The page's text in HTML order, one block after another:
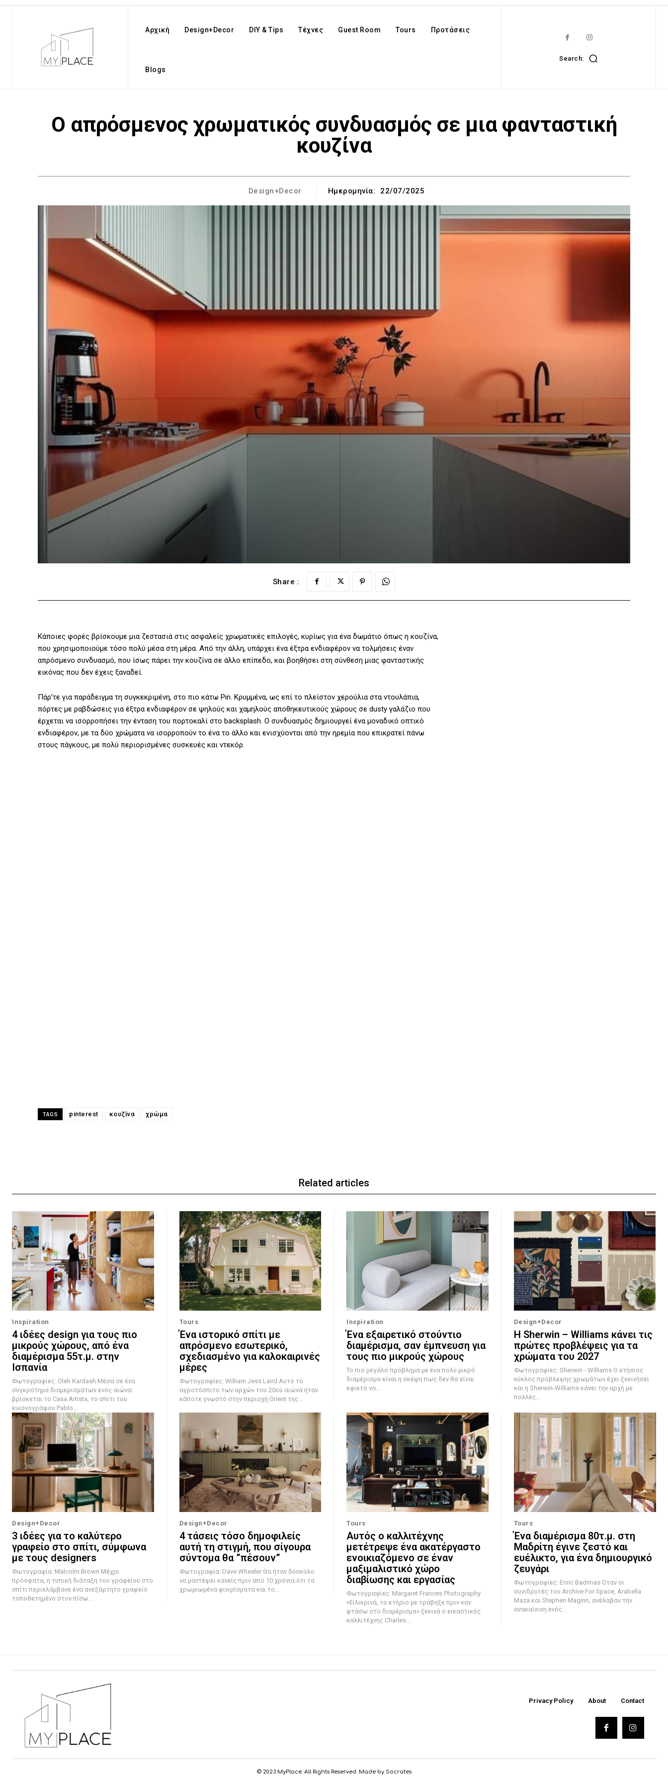
Αρχική Design+Decor DIY & Tips Τέχνες Guest Room Tours Προτάσεις
Blogs
Search:
O απρόσμενος χρωματικός συνδυασμός σε μια φανταστική
κουζίνα
Design+Decor Ημερομηνία: 22/07/2025
Share :
Κάποιες φορές βρίσκουμε μια ζεστασιά στις ασφαλείς χρωματικές επιλογές, κυρίως για ένα δωμάτιο όπως η κουζίνα,
που χρησιμοποιούμε τόσο πολύ μέσα στη μέρα. Από την άλλη, υπάρχει ένα έξτρα ενδιαφέρον να τολμήσεις έναν
απρόσμενο συνδυασμό, που ίσως πάρει την κουζίνα σε άλλο επίπεδο, και βοηθήσει στη σύνθεση μιας φανταστικής
εικόνας που δεν έχεις ξαναδεί.
Πάρ’τε για παράδειγμα τη συγκεκριμένη, στο πιο κάτω Pin. Κρυμμένα, ως επί το πλείστον χερούλια στα ντουλάπια,
πόρτες με ραβδώσεις για έξτρα ενδιαφέρον σε ψηλούς και χαμηλούς αποθηκευτικούς χώρους σε dusty γαλάζιο που
έρχεται να ισορροπήσει την ένταση του πορτοκαλί στο backsplash. O συνδυασμός δημιουργεί ένα μοναδικό οπτικό
ενδιαφέρον, με τα δύο χρώματα να ισορροπούν το ένα το άλλο και ενισχύονται από την ηρεμία που επικρατεί πάνω
στους πάγκους, με πολύ περιορισμένες συσκευές και ντεκόρ.
TAGS pinterest κουζίνα χρώμα
Related articles
Inspiration
4 ιδέες design για τους πιο
μικρούς χώρους, από ένα
διαμέρισμα 55τ.μ. στην
Ισπανία
Φωτογραφίες: Oleh Kardash Μέσα σε ένα
συγκρότημα διαμερισμάτων ενός αιώνα
βρίσκεται το Casa Artista, το σπίτι του
εικονογράφου Pablo...
Tours
Ένα ιστορικό σπίτι με
απρόσμενο εσωτερικό,
σχεδιασμένο για καλοκαιρινές
μέρες
Φωτογραφίες: William Jess Laird Αυτό το
αγροτόσπιτο των αρχών του 20ού αιώνα ήταν
κάποτε γνωστό στην περιοχή Orient της...
Inspiration
Ένα εξαιρετικό στούντιο
διαμέρισμα, σαν έμπνευση για
τους πιο μικρούς χώρους
Το πιο μεγάλο πρόβλημα με ένα πολύ μικρό
διαμέρισμα είναι η σκέψη πως δεν θα είναι
εφικτό να...
Design+Decor
Η Sherwin – Williams κάνει τις
πρώτες προβλέψεις για τα
χρώματα του 2027
Φωτογραφίες: Sherwin - Williams Ο ετήσιος
κύκλος πρόβλεψης χρωμάτων έχει ξεκινήσει
και η Sherwin-Williams κάνει την αρχή με
πολλές...
Design+Decor
3 ιδέες για το καλύτερο
γραφείο στο σπίτι, σύμφωνα
με τους designers
Φωτογραφία: Malcolm Brown Μέχρι
πρόσφατα, η τυπική διάταξη του γραφείου στο
σπίτι περιελάμβανε ένα ανεξάρτητο γραφείο
τοποθετημένο στον πίσω...
Design+Decor
4 τάσεις τόσο δημοφιλείς
αυτή τη στιγμή, που σίγουρα
σύντομα θα ”πέσουν”
Φωτογραφία: Dave Wheeler Θα ήταν δύσκολο
να μαντέψει κανείς πριν από 10 χρόνια ότι τα
χρωμιωμένα φινιρίσματα και το...
Tours
Αυτός ο καλλιτέχνης
μετέτρεψε ένα ακατέργαστο
ενοικιαζόμενο σε έναν
μαξιμαλιστικό χώρο
διαβίωσης και εργασίας
Φωτογραφίες: Margaret Frances Photography
«Ειλικρινά, το κτήριο με τράβηξε πριν καν
φτάσω στο διαμέρισμα» ξεκινά ο εικαστικός
καλλιτέχνης Charles...
Tours
Ένα διαμέρισμα 80τ.μ. στη
Μαδρίτη έγινε ζεστό και
ευέλικτο, για ένα δημιουργικό
ζευγάρι
Φωτογραφίες: Enric Badrinas Όταν οι
συνιδρυτές του Archive For Space, Arabella
Maza και Stephen Maginn, ανέλαβαν την
ανακαίνιση ενός...
Privacy Policy About Contact
© 2023 MyPlace. All Rights Reserved. Made by Socrates